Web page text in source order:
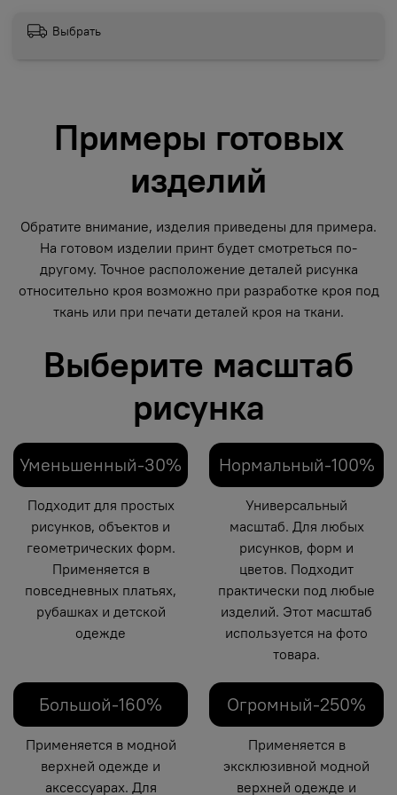
Выбрать
Примеры готовых
изделий
Обратите внимание, изделия приведены для примера.
На готовом изделии принт будет смотреться по-
другому. Точное расположение деталей рисунка
относительно кроя возможно при разработке кроя под
ткань или при печати деталей кроя на ткани.
Выберите масштаб
рисунка
Уменьшенный-30%
Подходит для простых
рисунков, объектов и
геометрических форм.
Применяется в
повседневных платьях,
рубашках и детской
одежде
Нормальный-100%
Универсальный
масштаб. Для любых
рисунков, форм и
цветов. Подходит
практически под любые
изделий. Этот масштаб
используется на фото
товара.
Большой-160%
Применяется в модной
верхней одежде и
аксессуарах. Для
Огромный-250%
Применяется в
эксклюзивной модной
верхней одежде и